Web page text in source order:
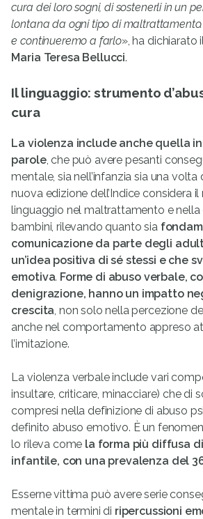
cura dei loro sogni, di sostenerli in un
lontana da ogni tipo di
e continueremo a farlo», ha dichiarato
Maria Teresa Bellucci.
Il linguaggio: strumento
cura
La violenza include anche quella
parole, che può avere pesanti
mentale, sia nell’infanzia sia una
nuova edizione dell’Indice considera
linguaggio nel maltrattamento e nella
bambini, rilevando quanto sia
comunicazione da parte degli
un’idea positiva di sé stessi e che
emotiva. Forme di abuso verbale,
denigrazione, hanno un impatto
crescita, non solo nella percezione
anche nel comportamento appreso
l’imitazione.
La violenza verbale include vari
insultare, criticare, minacciare) che di
compresi nella definizione di abuso
definito abuso emotivo. È un
lo rileva come la forma più diffusa
infantile, con una prevalenza del
Esserne vittima può avere serie
mentale in termini di ripercussioni